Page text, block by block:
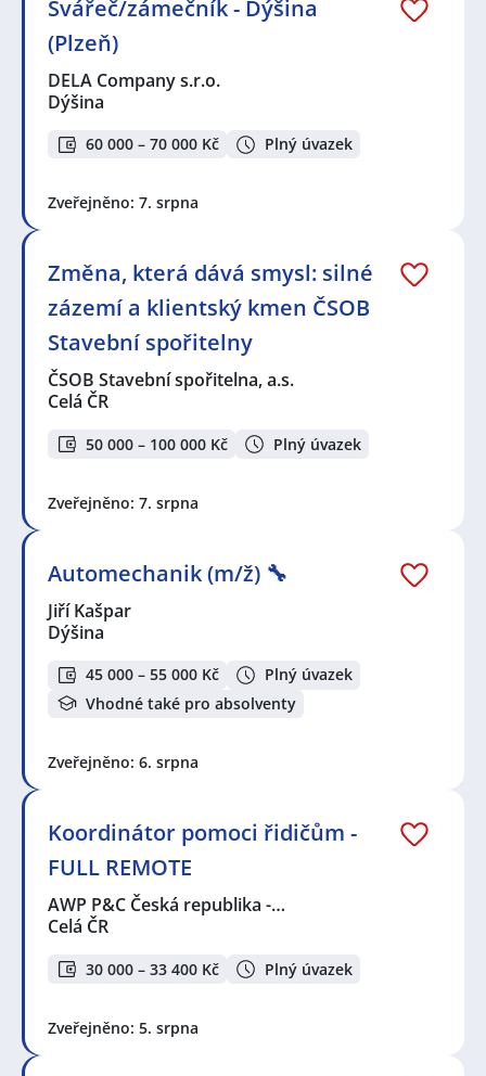
Svářeč/zámečník - Dýšina
(Plzeň)
DELA Company s.r.o.
Dýšina
60 000 – 70 000 Kč Plný úvazek
Zveřejněno: 7. srpna
Změna, která dává smysl: silné
zázemí a klientský kmen ČSOB
Stavební spořitelny
ČSOB Stavební spořitelna, a.s.
Celá ČR
50 000 – 100 000 Kč Plný úvazek
Zveřejněno: 7. srpna
Automechanik (m/ž) 🔧
Jiří Kašpar
Dýšina
45 000 – 55 000 Kč
Plný úvazek
Vhodné také pro absolventy
Zveřejněno: 6. srpna
Koordinátor pomoci řidičům -
FULL REMOTE
AWP P&C Česká republika -…
Celá ČR
30 000 – 33 400 Kč Plný úvazek
Zveřejněno: 5. srpna